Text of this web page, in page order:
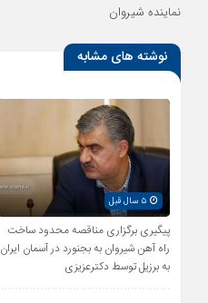
نماینده شیروان
نوشته های مشابه
۵ سال قبل
پیگیری برگزاری مناقصه محدود ساخت
راه آهن شیروان به بجنورد در آسمان ایران
به برزیل توسط دکترعزیزی